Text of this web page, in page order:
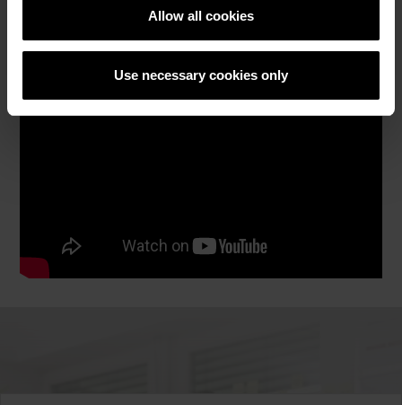
Allow all cookies
Use necessary cookies only